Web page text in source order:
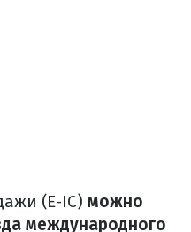
(E-IC) можно
международного